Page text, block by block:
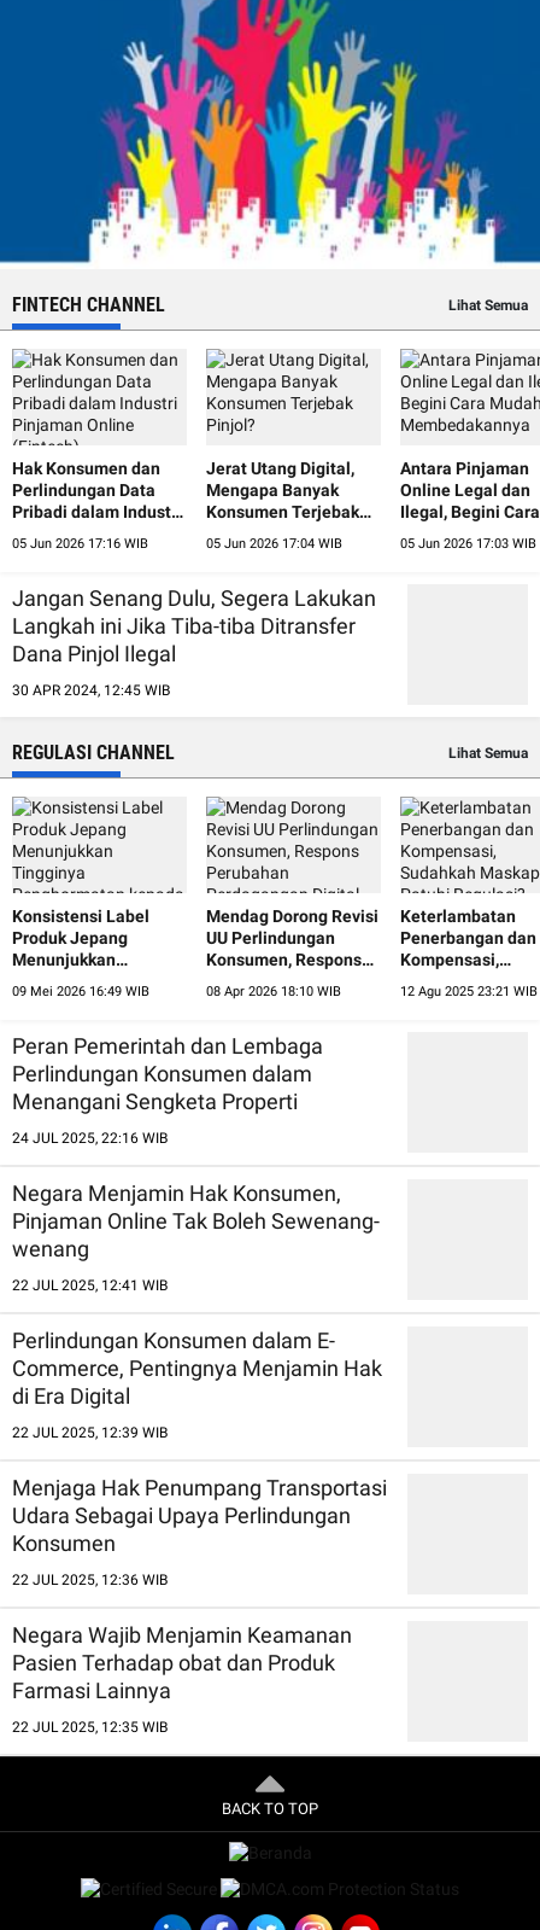
FINTECH CHANNEL Lihat Semua
Hak Konsumen dan
Perlindungan Data
Pribadi dalam Industri
05 Jun 2026 17:16 WIB
Jerat Utang Digital,
Mengapa Banyak
Konsumen Terjebak
05 Jun 2026 17:04 WIB
Antara Pinjaman
Online Legal dan
Ilegal, Begini Cara
05 Jun 2026 17:03 WIB
Jangan Senang Dulu, Segera Lakukan
Langkah ini Jika Tiba-tiba Ditransfer
Dana Pinjol Ilegal
30 APR 2024, 12:45 WIB
REGULASI CHANNEL Lihat Semua
Konsistensi Label
Produk Jepang
Menunjukkan
09 Mei 2026 16:49 WIB
Mendag Dorong Revisi
UU Perlindungan
Konsumen, Respons
Perdagangan Digital
08 Apr 2026 18:10 WIB
Keterlambatan
Penerbangan dan
Kompensasi,
Patuhi Regulasi?
12 Agu 2025 23:21 WIB
Peran Pemerintah dan Lembaga
Perlindungan Konsumen dalam
Menangani Sengketa Properti
24 JUL 2025, 22:16 WIB
Negara Menjamin Hak Konsumen,
Pinjaman Online Tak Boleh Sewenang-
wenang
22 JUL 2025, 12:41 WIB
Perlindungan Konsumen dalam E-
Commerce, Pentingnya Menjamin Hak
di Era Digital
22 JUL 2025, 12:39 WIB
Menjaga Hak Penumpang Transportasi
Udara Sebagai Upaya Perlindungan
Konsumen
22 JUL 2025, 12:36 WIB
Negara Wajib Menjamin Keamanan
Pasien Terhadap obat dan Produk
Farmasi Lainnya
22 JUL 2025, 12:35 WIB
BACK TO TOP